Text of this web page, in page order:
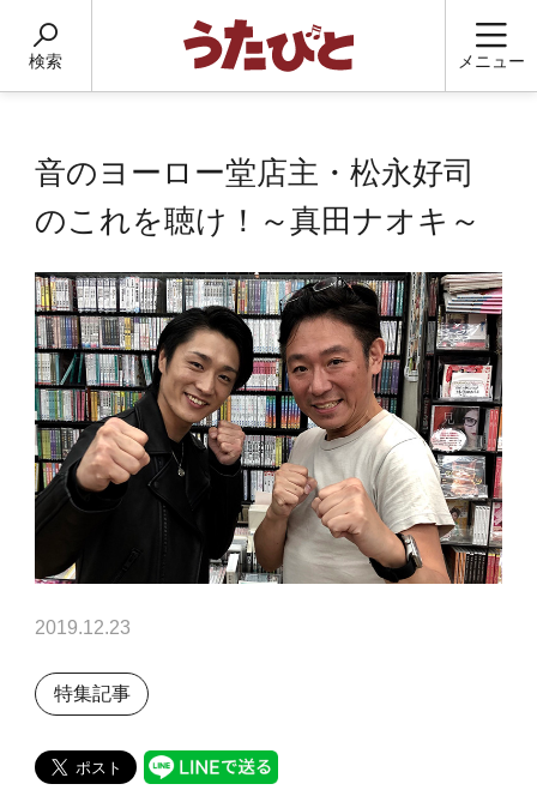
検索 メニュー
音のヨーロー堂店主・松永好司
のこれを聴け！～真田ナオキ～
2019.12.23
特集記事